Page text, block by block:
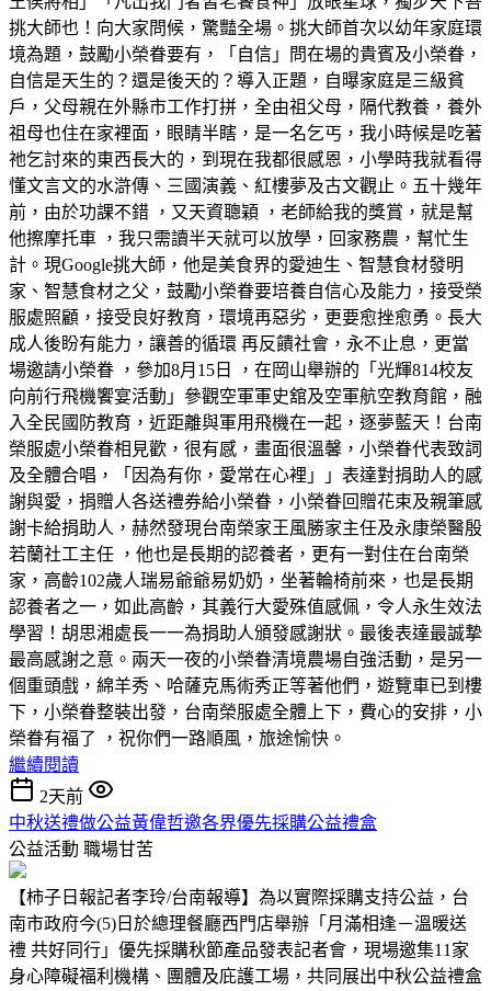
挑大師也！向大家問候，驚豔全場。挑大師首次以幼年家庭環
境為題，鼓勵小榮眷要有，「自信」問在場的貴賓及小榮眷，
自信是天生的？還是後天的？導入正題，自曝家庭是三級貧
戶，父母親在外縣市工作打拼，全由祖父母，隔代教養，養外
祖母也住在家裡面，眼睛半瞎，是一名乞丐，我小時候是吃著
祂乞討來的東西長大的，到現在我都很感恩，小學時我就看得
懂文言文的水滸傳、三國演義、紅樓夢及古文觀止。五十幾年
前，由於功課不錯 ，又天資聰穎 ，老師給我的獎賞，就是幫
他擦摩托車 ，我只需讀半天就可以放學，回家務農，幫忙生
計。現Google挑大師，他是美食界的愛迪生、智慧食材發明
家、智慧食材之父，鼓勵小榮眷要培養自信心及能力，接受榮
服處照顧，接受良好教育，環境再惡劣，更要愈挫愈勇。長大
成人後盼有能力，讓善的循環 再反饋社會，永不止息，更當
場邀請小榮眷 ，參加8月15日 ，在岡山舉辦的「光輝814校友
向前行飛機饗宴活動」參觀空軍軍史舘及空軍航空教育館，融
入全民國防教育，近距離與軍用飛機在一起，逐夢藍天！台南
榮服處小榮眷相見歡，很有感，畫面很溫馨，小榮眷代表致詞
及全體合唱，「因為有你，愛常在心裡」」表達對捐助人的感
謝與愛，捐贈人各送禮券給小榮眷，小榮眷回贈花束及親筆感
謝卡給捐助人，赫然發現台南榮家王風勝家主任及永康榮醫殷
若蘭社工主任 ，他也是長期的認養者，更有一對住在台南榮
家，高齡102歲人瑞易爺爺易奶奶，坐著輪椅前來，也是長期
認養者之一，如此高齡，其義行大愛殊值感佩，令人永生效法
學習！胡思湘處長一一為捐助人頒發感謝狀。最後表達最誠摯
最高感謝之意。兩天一夜的小榮眷清境農場自強活動，是另一
個重頭戲，綿羊秀、哈薩克馬術秀正等著他們，遊覽車已到樓
下，小榮眷整裝出發，台南榮服處全體上下，費心的安排，小
榮眷有福了 ，祝你們一路順風，旅途愉快。
繼續閱讀
2天前
中秋送禮做公益黃偉哲邀各界優先採購公益禮盒
公益活動 職場甘苦
【柿子日報記者李玲/台南報導】為以實際採購支持公益，台
南市政府今(5)日於總理餐廳西門店舉辦「月滿相逢－溫暖送
禮 共好同行」優先採購秋節產品發表記者會，現場邀集11家
身心障礙福利機構、團體及庇護工場，共同展出中秋公益禮盒